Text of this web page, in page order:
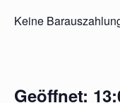
Keine
Geöffnet: